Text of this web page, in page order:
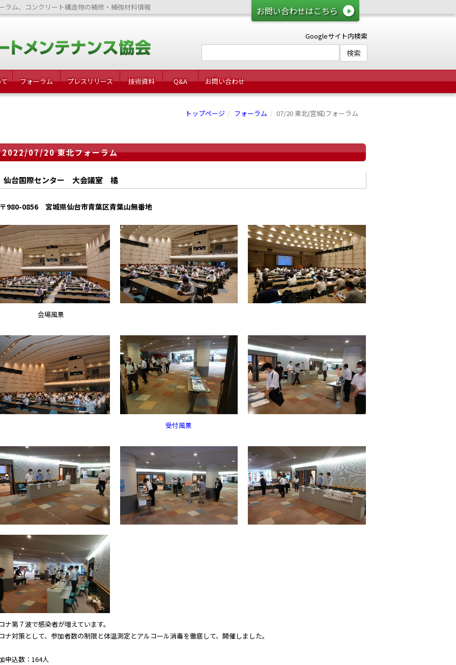
お問い合わせはこちら
ラム、コンクリート構造物の補修・補強材料情報
Googleサイト内検索
フォーラム プレスリリース 技術資料 Q&A お問い合わせ
トップページ フォーラム 07/20 東北(宮城)フォーラム
2022/07/20 東北フォーラム
仙台国際センター 大会議室 橘
〒980-0856 宮城県仙台市青葉区青葉山無番地
会場風景
受付風景
ナ第７波で感染者が増えています。
ナ対策として、参加者数の制限と体温測定とアルコール消毒を徹底して、開催しました。
申込数：164人